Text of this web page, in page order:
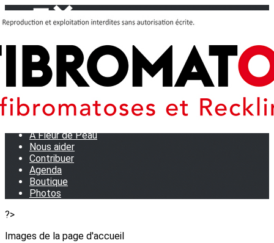
Menu
>
Journées Partage 2026 - La Rochelle
Les manifestations
Tom et son doudou
OSE TA VOIX
M.D.R. Expo
A Fleur de Peau
Nous aider
Contribuer
Agenda
Boutique
Photos
?>
Images de la page d'accueil